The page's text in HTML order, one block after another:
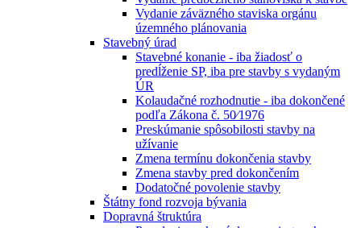
Vydanie záväzného staviska orgánu
územného plánovania
Stavebný úrad
Stavebné konanie - iba žiadosť o
predĺženie SP, iba pre stavby s vydaným
ÚR
Kolaudačné rozhodnutie - iba dokončené
podľa Zákona č. 50⁄1976
Preskúmanie spôsobilosti stavby na
užívanie
Zmena termínu dokončenia stavby
Zmena stavby pred dokončením
Dodatočné povolenie stavby
Štátny fond rozvoja bývania
Dopravná štruktúra